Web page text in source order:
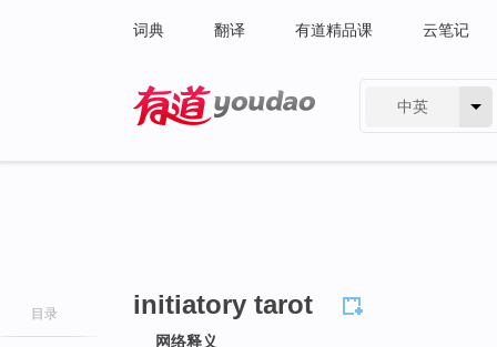
词典 翻译 有道精品课 云笔记
中英
目录 initiatory tarot
网络释义